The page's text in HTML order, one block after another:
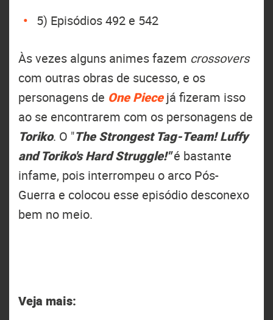
5) Episódios 492 e 542
Às vezes alguns animes fazem crossovers
com outras obras de sucesso, e os
personagens de One Piece já fizeram isso
ao se encontrarem com os personagens de
Toriko. O "The Strongest Tag-Team! Luffy
and Toriko's Hard Struggle!"é bastante
infame, pois interrompeu o arco Pós-
Guerra e colocou esse episódio desconexo
bem no meio.
Veja mais: